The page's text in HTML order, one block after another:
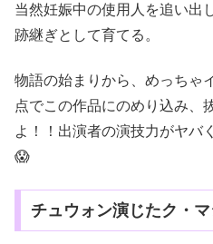
当然妊娠中の使用人を追い出
跡継ぎとして育てる。
物語の始まりから、めっちゃ
点でこの作品にのめり込み、
よ！！出演者の演技力がヤバ
😱
チュウォン演じたク・